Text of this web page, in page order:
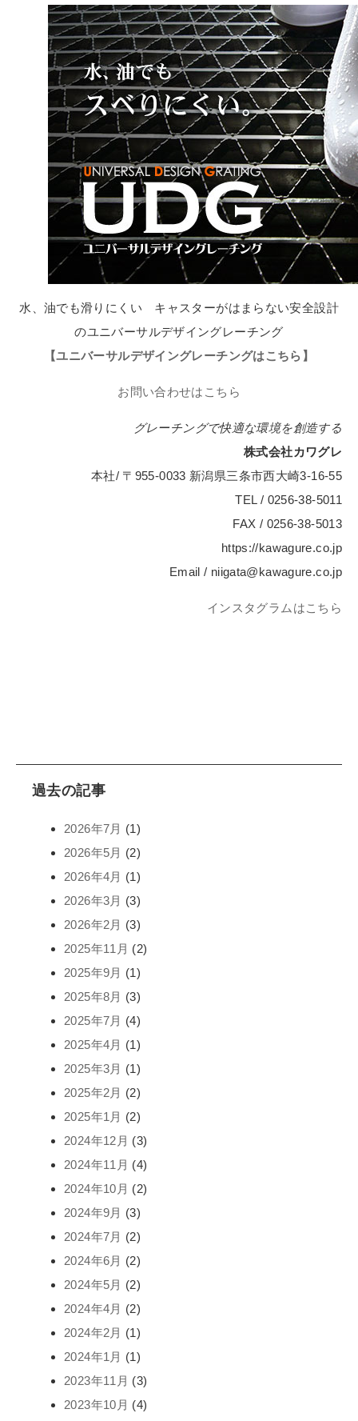
水、油でも滑りにくい キャスターがはまらない安全設計
のユニバーサルデザイングレーチング
【ユニバーサルデザイングレーチングはこちら】
お問い合わせはこちら
グレーチングで快適な環境を創造する
株式会社カワグレ
本社/ 〒955-0033 新潟県三条市西大崎3-16-55
TEL / 0256-38-5011
FAX / 0256-38-5013
https://kawagure.co.jp
Email / niigata@kawagure.co.jp
インスタグラムはこちら
過去の記事
2026年7月 (1)
2026年5月 (2)
2026年4月 (1)
2026年3月 (3)
2026年2月 (3)
2025年11月 (2)
2025年9月 (1)
2025年8月 (3)
2025年7月 (4)
2025年4月 (1)
2025年3月 (1)
2025年2月 (2)
2025年1月 (2)
2024年12月 (3)
2024年11月 (4)
2024年10月 (2)
2024年9月 (3)
2024年7月 (2)
2024年6月 (2)
2024年5月 (2)
2024年4月 (2)
2024年2月 (1)
2024年1月 (1)
2023年11月 (3)
2023年10月 (4)